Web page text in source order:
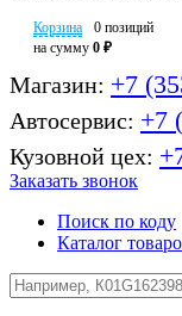
Корзина
0 позиций
на сумму 0 ₽
Магазин: +7
Автосервис: +7
Кузовной цех:
Заказать звонок
Поиск по коду
Каталог